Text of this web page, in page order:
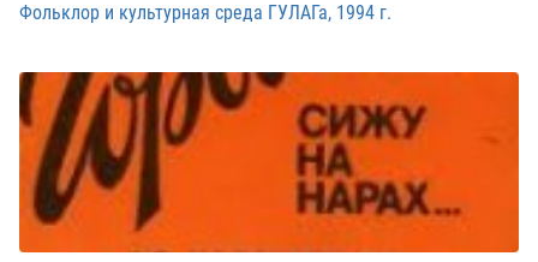
Фольклор и культурная среда ГУЛАГа, 1994 г.